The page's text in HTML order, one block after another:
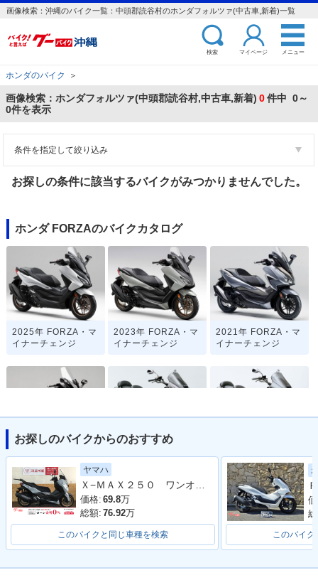
画像検索：沖縄のバイク一覧：中頭郡読谷村のホンダフォルツァ(中古車,新着)一覧
検索 マイページ メニュー
ホンダのバイク ＞
画像検索：ホンダフォルツァ(中頭郡読谷村,中古車,新着) 0件中 0～
0件を表示
条件を指定して絞り込み
お探しの条件に該当するバイクがみつかりませんでした。
ホンダ FORZAのバイクカタログ
2025年 FORZA・マ
イナーチェンジ
2023年 FORZA・マ
イナーチェンジ
2021年 FORZA・マ
イナーチェンジ
e X・追加
お探しのバイクからのおすすめ
ヤマハ
Ｘ−ＭＡＸ２５０ ワンオーナー
価格: 69.8万
総額: 76.92万
このバイクと同じ車種を検索 このバイク